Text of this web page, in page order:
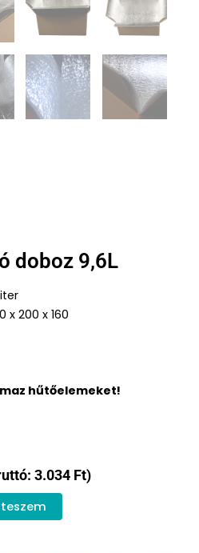
doboz 9,6L
200 x 160
hűtőelemeket!
3.034 Ft)